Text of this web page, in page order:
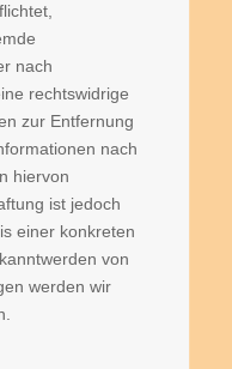
nach
rechtswidrige
zur Entfernung
nach
hiervon
ist jedoch
einer konkreten
von
werden wir